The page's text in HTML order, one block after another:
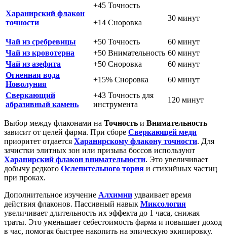
Харанирский флакон
точности
+45 Точность
+14 Сноровка
30 минут
Чай из сребревицы +50 Точность
60 минут
Чай из кровотерна
+50 Внимательность 60 минут
Чай из азефита
+50 Сноровка
60 минут
Огненная вода
Новолуния
+15% Сноровка
60 минут
Сверкающий
абразивный камень
+43 Точность для
инструмента
120 минут
Выбор между флаконами на Точность и Внимательность
зависит от целей фарма. При сборе Сверкающей меди
приоритет отдается Харанирскому флакону точности. Для
зачистки элитных зон или призыва боссов используют
Харанирский флакон внимательности. Это увеличивает
добычу редкого Ослепительного тория и стихийных частиц
при проках.
Дополнительное изучение Алхимии удваивает время
действия флаконов. Пассивный навык Миксология
увеличивает длительность их эффекта до 1 часа, снижая
траты. Это уменьшает себестоимость фарма и повышает доход
в час, помогая быстрее накопить на эпическую экипировку.